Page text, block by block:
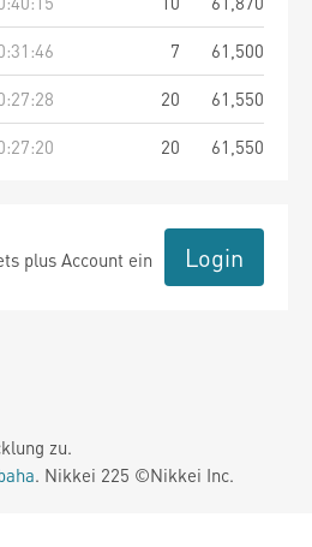
7
61,500
20
61,550
20 61,550
plus Account ein Login
zu.
. Nikkei 225 ©Nikkei Inc.